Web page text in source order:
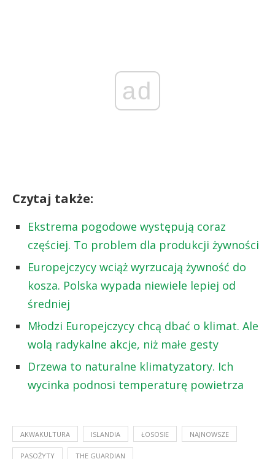
ad
Czytaj także:
Ekstrema pogodowe występują coraz
częściej. To problem dla produkcji żywności
Europejczycy wciąż wyrzucają żywność do
kosza. Polska wypada niewiele lepiej od
średniej
Młodzi Europejczycy chcą dbać o klimat. Ale
wolą radykalne akcje, niż małe gesty
Drzewa to naturalne klimatyzatory. Ich
wycinka podnosi temperaturę powietrza
AKWAKULTURA ISLANDIA ŁOSOSIE NAJNOWSZE
PASOŻYTY THE GUARDIAN